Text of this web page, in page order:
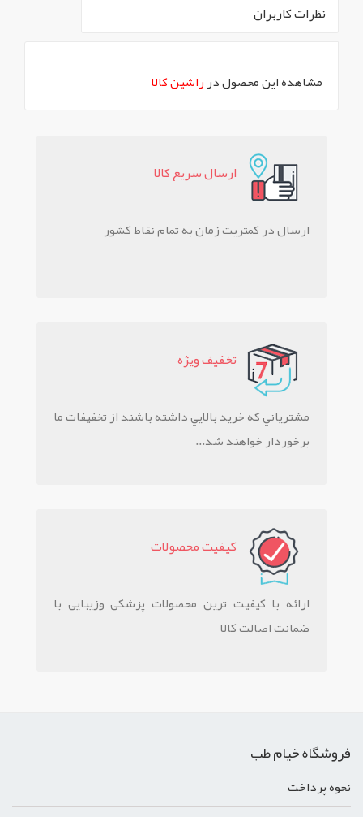
نظرات کاربران
مشاهده این محصول درراشین کالا
ارسال سريع کالا
ارسال در کمتریت زمان به تمام نقاط کشور
تخفيف ويژه
مشترياني که خريد بالايي داشته باشند از تخفيفات ما
برخوردار خواهند شد...
کيفيت محصولات
ارائه با کیفیت ترین محصولات پزشکی وزیبایی با
ضمانت اصالت کالا
فروشگاه خیام طب
نحوه پرداخت